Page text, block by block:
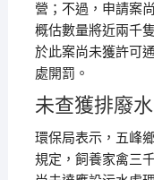
營；不過，申請案
概估數量將近兩千
於此案尚未獲許可
處開罰。
未查獲排廢
環保局表示，五峰
規定，飼養家禽三